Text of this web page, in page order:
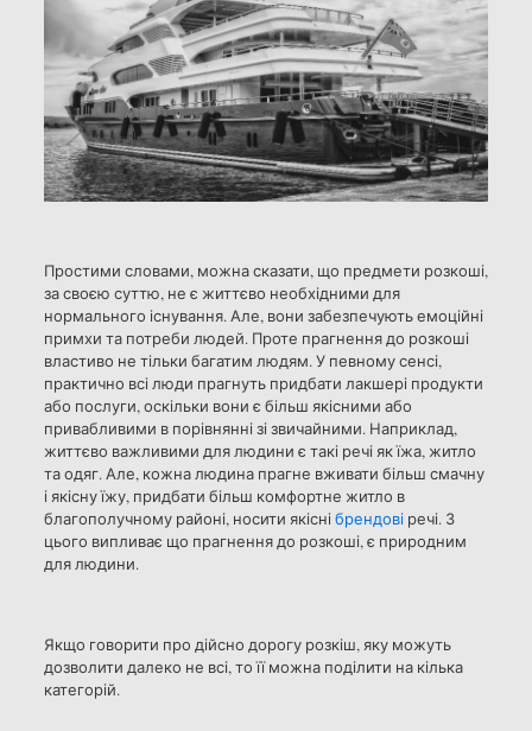
Простими словами, можна сказати, що предмети розкоші,
за своєю суттю, не є життєво необхідними для
нормального існування. Але, вони забезпечують емоційні
примхи та потреби людей. Проте прагнення до розкоші
властиво не тільки багатим людям. У певному сенсі,
практично всі люди прагнуть придбати лакшері продукти
або послуги, оскільки вони є більш якісними або
привабливими в порівнянні зі звичайними. Наприклад,
життєво важливими для людини є такі речі як їжа, житло
та одяг. Але, кожна людина прагне вживати більш смачну
і якісну їжу, придбати більш комфортне житло в
благополучному районі, носити якісні брендовіречі. З
цього випливає що прагнення до розкоші, є природним
для людини.
Якщо говорити про дійсно дорогу розкіш, яку можуть
дозволити далеко не всі, то її можна поділити на кілька
категорій.